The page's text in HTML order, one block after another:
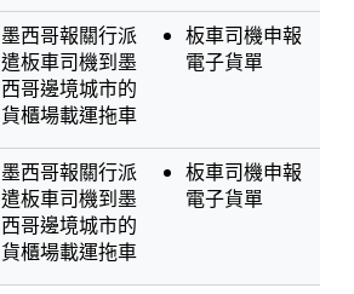
墨西哥報關行派
遣板車司機到墨
西哥邊境城市的
貨櫃場載運拖車
板車司機申報
電子貨單
墨西哥報關行派
遣板車司機到墨
西哥邊境城市的
貨櫃場載運拖車
板車司機申報
電子貨單